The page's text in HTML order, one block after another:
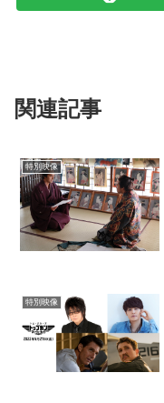
関連記事
特別映像
特別映像